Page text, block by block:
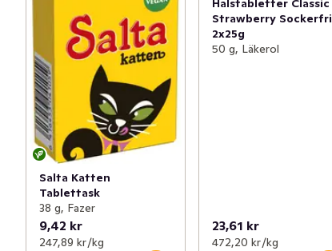
Salta Katten
Tablettask
38 g, Fazer
9,42 kr
247,89 kr /kg
Halstabletter Classic
Strawberry Sockerfri
2x25g
50 g, Läkerol
23,61 kr
472,20 kr /kg